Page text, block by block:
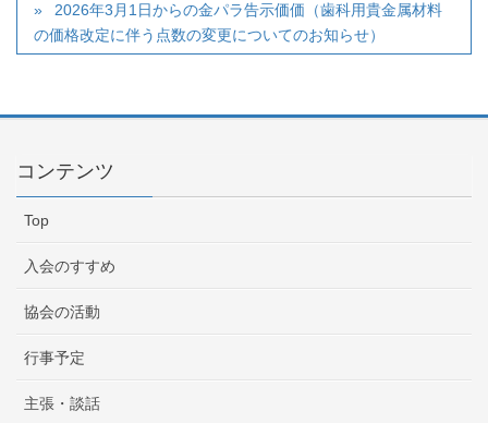
2026年3月1日からの金パラ告示価価（歯科用貴金属材料
の価格改定に伴う点数の変更についてのお知らせ）
コンテンツ
Top
入会のすすめ
協会の活動
行事予定
主張・談話